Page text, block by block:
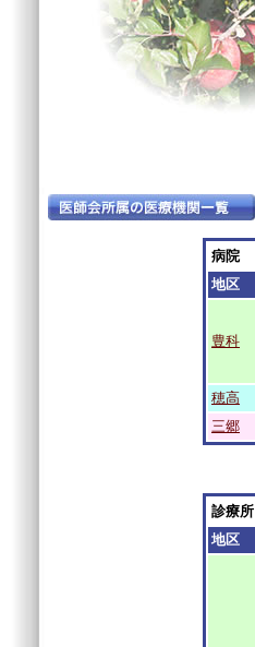
病院
地区
豊科
穂高
三郷
診療所
地区